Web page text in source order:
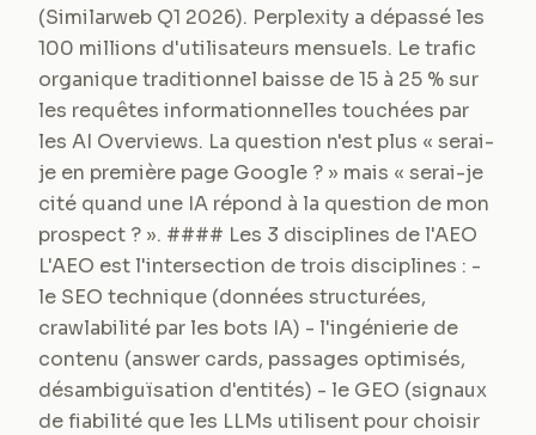
(Similarweb Q1 2026). Perplexity a dépassé les
100 millions d'utilisateurs mensuels. Le trafic
organique traditionnel baisse de 15 à 25 % sur
les requêtes informationnelles touchées par
les AI Overviews. La question n'est plus « serai-
je en première page Google ? » mais « serai-je
cité quand une IA répond à la question de mon
prospect ? ». #### Les 3 disciplines de l'AEO
L'AEO est l'intersection de trois disciplines : -
le SEO technique (données structurées,
crawlabilité par les bots IA) - l'ingénierie de
contenu (answer cards, passages optimisés,
désambiguïsation d'entités) - le GEO (signaux
de fiabilité que les LLMs utilisent pour choisir